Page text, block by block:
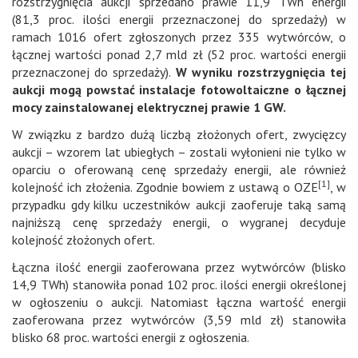
(81,3 proc. ilości energii przeznaczonej do sprzedaży) w
ramach 1016 ofert zgłoszonych przez 335 wytwórców, o
łącznej wartości ponad 2,7 mld zł (52 proc. wartości energii
przeznaczonej do sprzedaży). W wyniku rozstrzygnięcia tej
aukcji mogą powstać instalacje fotowoltaiczne o łącznej
mocy zainstalowanej elektrycznej prawie 1 GW.
W związku z bardzo dużą liczbą złożonych ofert, zwycięzcy
aukcji – wzorem lat ubiegłych – zostali wyłonieni nie tylko w
oparciu o oferowaną cenę sprzedaży energii, ale również
kolejność ich złożenia. Zgodnie bowiem z ustawą o OZE[1], w
przypadku gdy kilku uczestników aukcji zaoferuje taką samą
najniższą cenę sprzedaży energii, o wygranej decyduje
kolejność złożonych ofert.
Łączna ilość energii zaoferowana przez wytwórców (blisko
14,9 TWh) stanowiła ponad 102 proc. ilości energii określonej
w ogłoszeniu o aukcji. Natomiast łączna wartość energii
zaoferowana przez wytwórców (3,59 mld zł) stanowiła
blisko 68 proc. wartości energii z ogłoszenia.